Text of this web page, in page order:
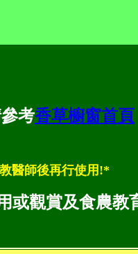
考香草櫥窗首頁
醫師後再行使用!*
或觀賞及食農教